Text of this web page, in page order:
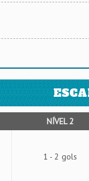
NÍVEL 2
1 - 2 gols